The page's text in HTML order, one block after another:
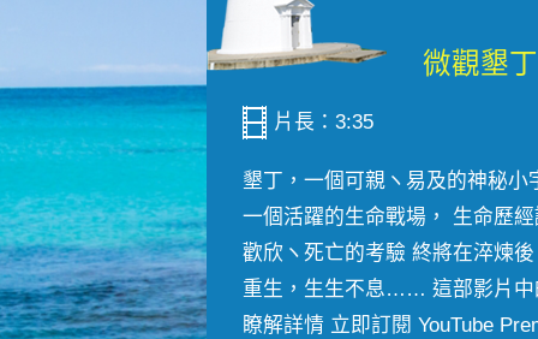
片長：3:35
墾丁，一個可親ヽ易及的神秘小
一個活躍的生命戰場， 生命歷
歡欣ヽ死亡的考驗 終將在淬煉
重生，生生不息…… 這部影片中
瞭解詳情 立即訂閱 YouTube